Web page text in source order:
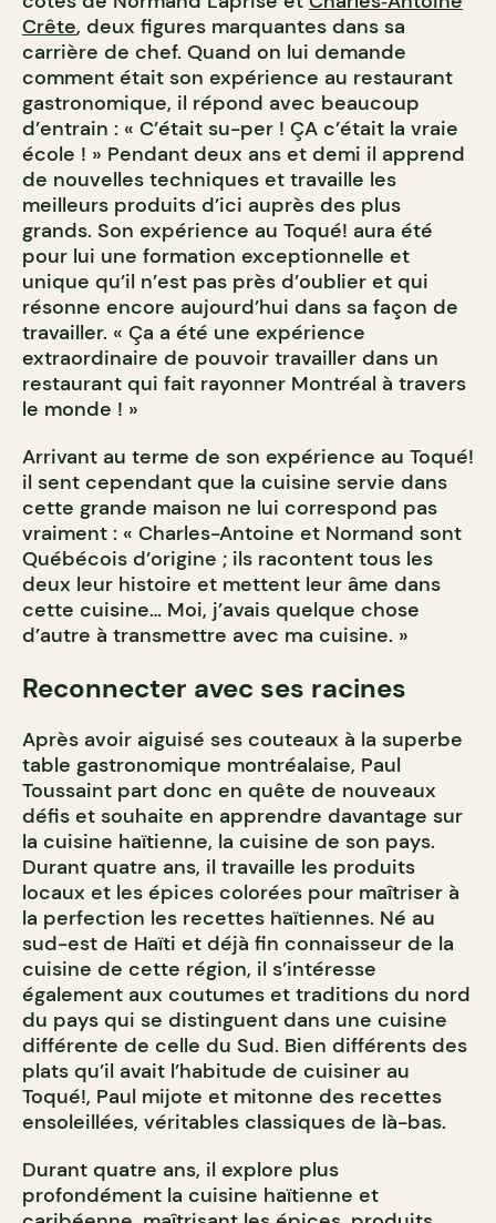
Crête, deux figures marquantes dans sa
carrière de chef. Quand on lui demande
comment était son expérience au restaurant
gastronomique, il répond avec beaucoup
d’entrain : « C’était su-per ! ÇA c’était la vraie
école ! » Pendant deux ans et demi il apprend
de nouvelles techniques et travaille les
meilleurs produits d’ici auprès des plus
grands. Son expérience au Toqué! aura été
pour lui une formation exceptionnelle et
unique qu’il n’est pas près d’oublier et qui
résonne encore aujourd’hui dans sa façon de
travailler. « Ça a été une expérience
extraordinaire de pouvoir travailler dans un
restaurant qui fait rayonner Montréal à travers
le monde ! »
Arrivant au terme de son expérience au Toqué!
il sent cependant que la cuisine servie dans
cette grande maison ne lui correspond pas
vraiment : « Charles-Antoine et Normand sont
Québécois d’origine ; ils racontent tous les
deux leur histoire et mettent leur âme dans
cette cuisine… Moi, j’avais quelque chose
d’autre à transmettre avec ma cuisine. »
Reconnecter avec ses racines
Après avoir aiguisé ses couteaux à la superbe
table gastronomique montréalaise, Paul
Toussaint part donc en quête de nouveaux
défis et souhaite en apprendre davantage sur
la cuisine haïtienne, la cuisine de son pays.
Durant quatre ans, il travaille les produits
locaux et les épices colorées pour maîtriser à
la perfection les recettes haïtiennes. Né au
sud-est de Haïti et déjà fin connaisseur de la
cuisine de cette région, il s’intéresse
également aux coutumes et traditions du nord
du pays qui se distinguent dans une cuisine
différente de celle du Sud. Bien différents des
plats qu’il avait l’habitude de cuisiner au
Toqué!, Paul mijote et mitonne des recettes
ensoleillées, véritables classiques de là-bas.
Durant quatre ans, il explore plus
profondément la cuisine haïtienne et